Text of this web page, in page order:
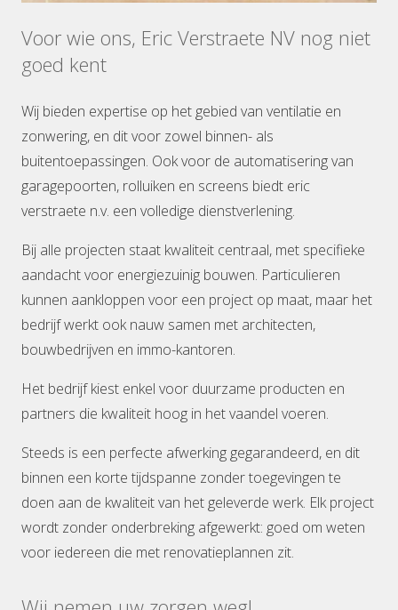
Voor wie ons, Eric Verstraete NV nog niet
goed kent
Wij bieden expertise op het gebied van ventilatie en
zonwering, en dit voor zowel binnen- als
buitentoepassingen. Ook voor de automatisering van
garagepoorten, rolluiken en screens biedt eric
verstraete n.v. een volledige dienstverlening.
Bij alle projecten staat kwaliteit centraal, met specifieke
aandacht voor energiezuinig bouwen. Particulieren
kunnen aankloppen voor een project op maat, maar het
bedrijf werkt ook nauw samen met architecten,
bouwbedrijven en immo-kantoren.
Het bedrijf kiest enkel voor duurzame producten en
partners die kwaliteit hoog in het vaandel voeren.
Steeds is een perfecte afwerking gegarandeerd, en dit
binnen een korte tijdspanne zonder toegevingen te
doen aan de kwaliteit van het geleverde werk. Elk project
wordt zonder onderbreking afgewerkt: goed om weten
voor iedereen die met renovatieplannen zit.